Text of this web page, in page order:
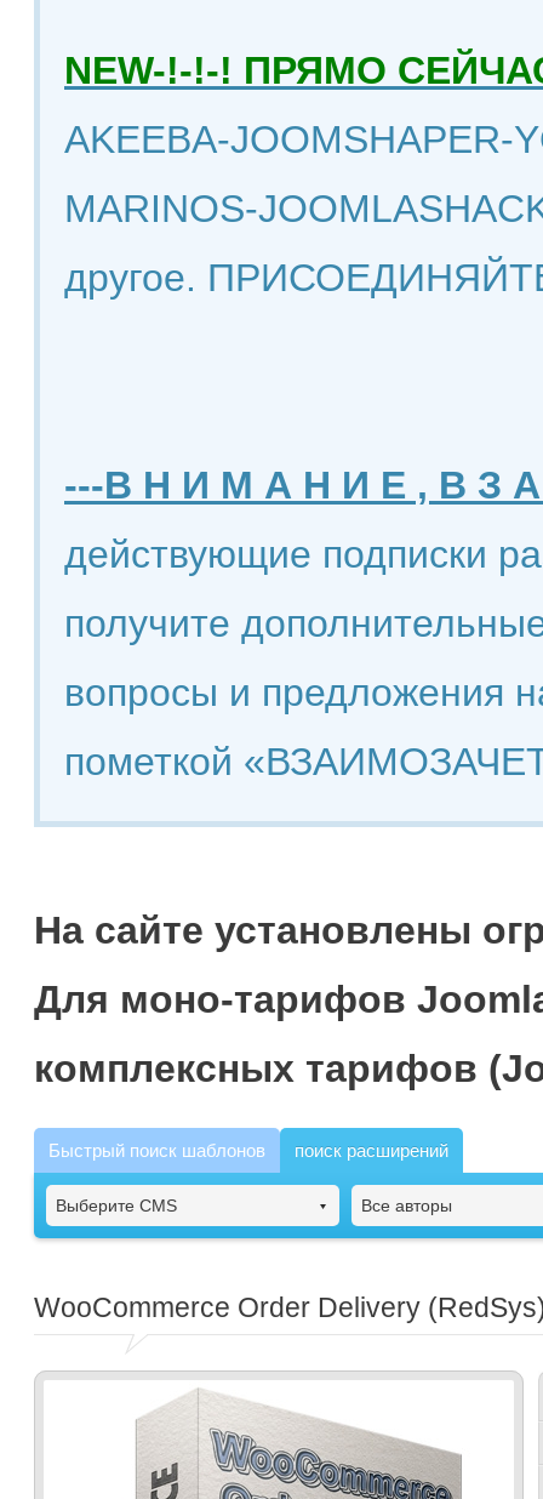
NEW-!-!-! ПРЯМО
AKEEBA-JOOMSHAPER-
MARINOS-
другое.
---В Н И М А Н И Е , В З
действующие подписки
получите
вопросы и предложения
пометкой
На сайте установлены
Для моно-тарифов
комплексных тарифов
Быстрый поиск шаблонов поиск расширений
Выберите CMS Все авторы
WooCommerce Order Delivery